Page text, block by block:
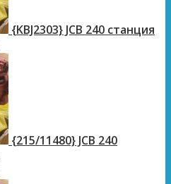
{KBJ2303} JCB 240 станция
{215/11480} JCB 240